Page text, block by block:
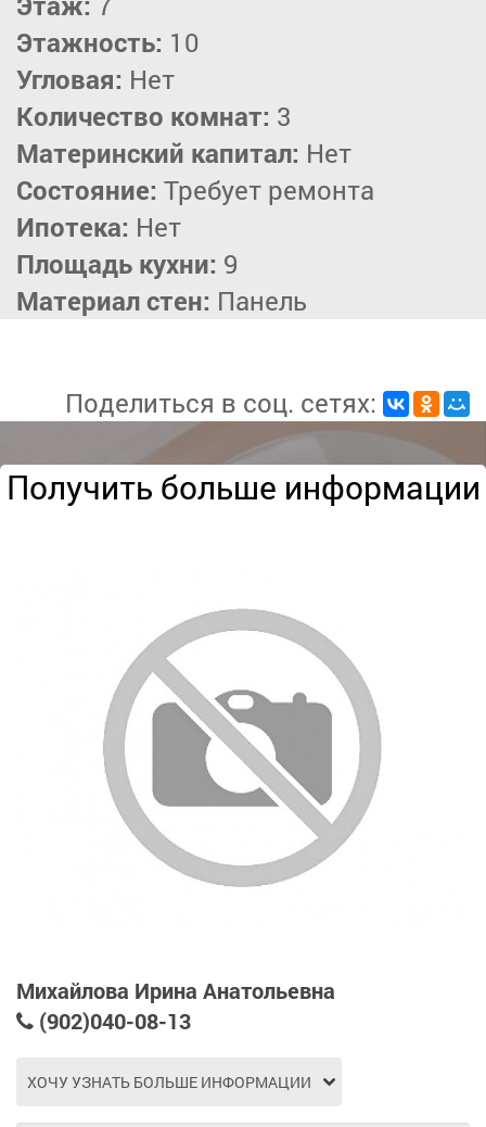
Этажность: 10
Угловая: Нет
Количество комнат: 3
Материнский капитал: Нет
Состояние: Требует ремонта
Ипотека: Нет
Площадь кухни: 9
Материал стен: Панель
Поделиться в соц. сетях:
Получить больше информации
Михайлова Ирина Анатольевна
(902)040-08-13